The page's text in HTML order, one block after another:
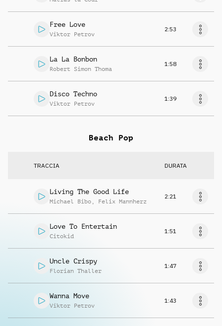
Free Love
Viktor Petrov
2:53
La La Bonbon
Robert Simon Thoma
1:58
Disco Techno
Viktor Petrov
1:39
Beach Pop
TRACCIA DURATA
Living The Good Life
Michael Bibo , Felix Mannherz
2:21
Love To Entertain
Citokid
1:51
Uncle Crispy
Florian Thaller
1:47
Wanna Move
Viktor Petrov
1:43